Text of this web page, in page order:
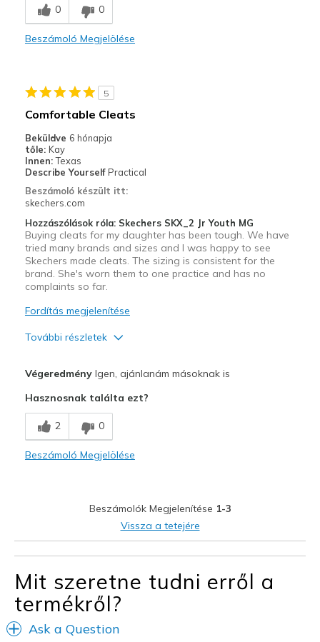
Comfortable
Legjobb használat
Width
Sizing
Feels true to size
0 0
Beszámoló Megjelölése
5
Comfortable Cleats
Beküldve 6 hónapja
tőle: Kay
Innen: Texas
Describe Yourself Practical
Beszámoló készült itt:
skechers.com
Hozzászólások róla: Skechers SKX_2 Jr Youth MG
Buying cleats for my daughter has been tough. We have
tried many brands and sizes and I was happy to see
Skechers made cleats. The sizing is consistent for the
brand. She's worn them to one practice and has no
complaints so far.
Fordítás megjelenítése
További részletek
Comfortable
Stylish
View On Shoes
Shoes are for Wearing
VégeredményIgen, ajánlanám másoknak is
Hasznosnak találta ezt?
2 0
Beszámoló Megjelölése
Beszámolók Megjelenítése 1-3
Vissza a tetejére
Mit szeretne tudni erről a
termékről?
Ask a Question